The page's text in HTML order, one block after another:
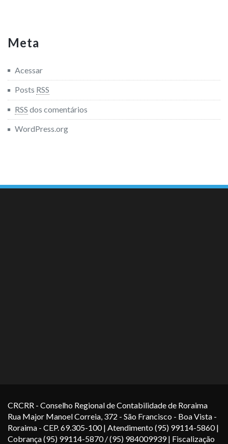
Meta
Acessar
Posts RSS
RSS dos comentários
WordPress.org
CRCRR - Conselho Regional de Contabilidade de Roraima
Rua Major Manoel Correia, 372 - São Francisco - Boa Vista -
Roraima - CEP. 69.305-100 | Atendimento (95) 99114-5860 |
Cobrança (95) 99114-5870 / (95) 984009939 | Fiscalização